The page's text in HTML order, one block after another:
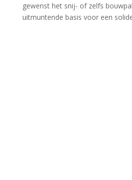
gewenst het snij- of zelfs
uitmuntende basis voor een